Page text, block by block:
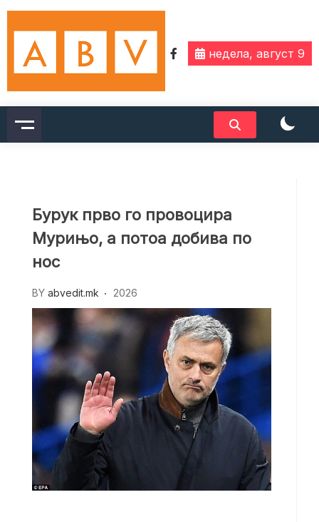
Skip
content
недела, август 9
Бурук прво го провоцира
Мурињо, а потоа добива по
нос
BY abvedit.mk 2026